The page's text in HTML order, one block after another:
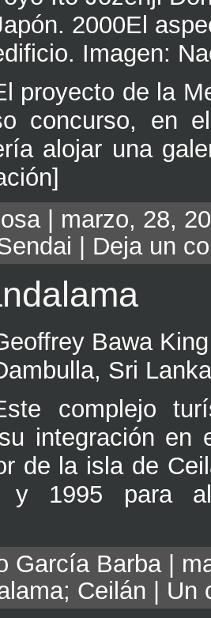
2000El
Imagen:
proyecto de la
concurso, en
alojar una
| marzo, 28,
Deja un
Bawa
Sri
complejo
integración en
de la isla de
y 1995 para
García Barba |
Ceilán Un